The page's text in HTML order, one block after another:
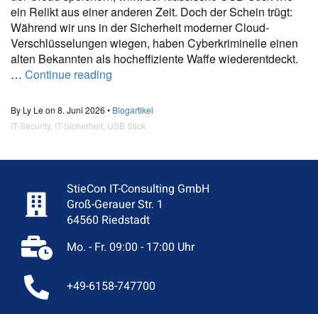
ein Relikt aus einer anderen Zeit. Doch der Schein trügt:
Während wir uns in der Sicherheit moderner Cloud-
Verschlüsselungen wiegen, haben Cyberkriminelle einen
alten Bekannten als hocheffiziente Waffe wiederentdeckt.
… Continue reading
By Ly Le on 8. Juni 2026 • Blogartikel
IT-Security, IT-Sicherheit USB Stick
StieCon IT-Consulting GmbH
Groß-Gerauer Str. 1
64560 Riedstadt
Mo. - Fr. 09:00 - 17:00 Uhr
+49-6158-747700